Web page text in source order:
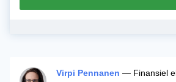
Virpi Pennanen — Finansiel